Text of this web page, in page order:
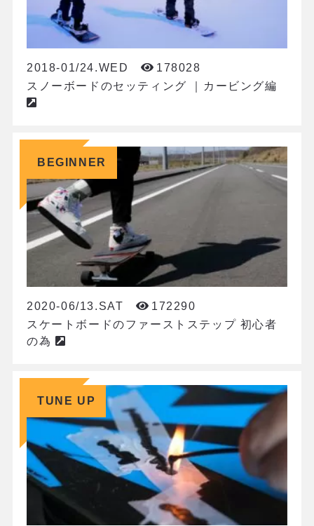
2018-01/24.WED
178028
スノーボードのセッティング ｜カービング編
BEGINNER
2020-06/13.SAT
172290
スケートボードのファーストステップ 初心者
の為
TUNE UP